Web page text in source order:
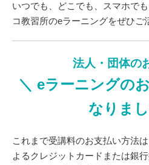
いつでも、どこでも、スマホで
コ教習所のeラーニングをぜひご
法人・団体の
＼ eラーニングの
なりま
これまで受講料のお支払い方法
よるクレジットカードまたは銀